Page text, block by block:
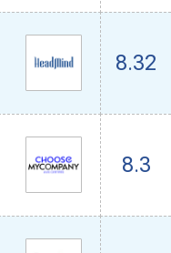
8.32
8.3